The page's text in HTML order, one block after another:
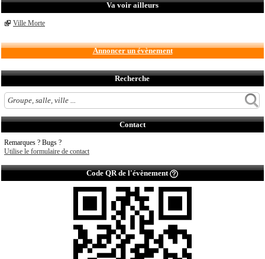
Va voir ailleurs
Ville Morte
Annoncer un évènement
Recherche
Contact
Remarques ? Bugs ?
Utilise le formulaire de contact
Code QR de l'évènement